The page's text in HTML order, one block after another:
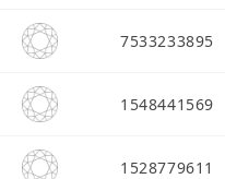
7533233895
1548441569
1528779611